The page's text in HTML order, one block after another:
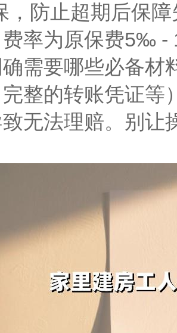
，防止超期后保
费率为原保费5‰
需要哪些必备材
整的转账凭证等
无法理赔。别让